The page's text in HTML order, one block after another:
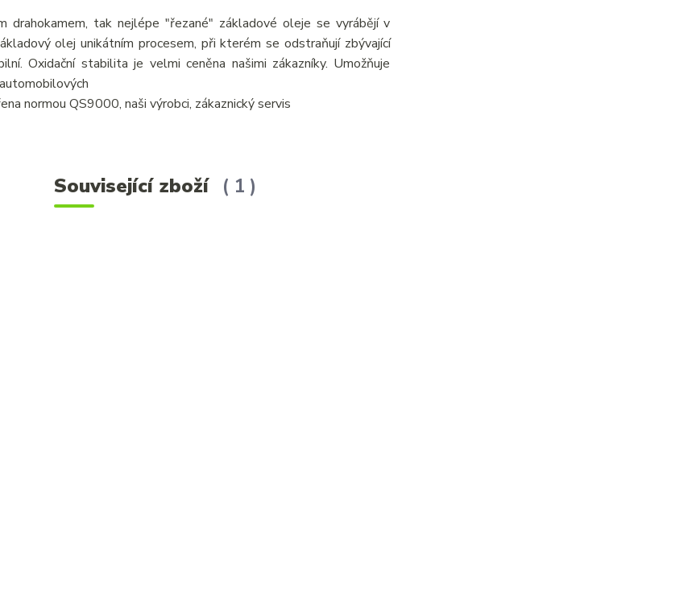
drahokamem, tak nejlépe "řezané" základové oleje se vyrábějí v
olej unikátním procesem, při kterém se odstraňují zbývající
Oxidační stabilita je velmi ceněna našimi zákazníky. Umožňuje
normou QS9000, naši výrobci, zákaznický servis
Související zboží 1